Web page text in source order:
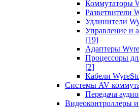
Коммутаторы
Разветвители
Удлинители
Управление и
[19]
Адаптеры
Процессоры
[2]
Кабели
Системы AV
Передача
Видеоконтроллеры